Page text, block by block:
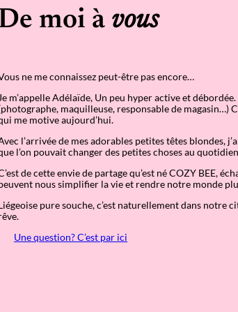
moi à vous
ne me connaissez peut-être pas encore…
Je m’appelle Adélaïde, Un peu hyper active et
maquilleuse, responsable de magasin…)
me motive aujourd’hui.
l’arrivée de mes adorables petites têtes blondes,
l’on pouvait changer des petites choses au
de cette envie de partage qu’est né COZY BEE,
nous simplifier la vie et rendre notre monde
pure souche, c’est naturellement dans notre
Une question? C’est par ici